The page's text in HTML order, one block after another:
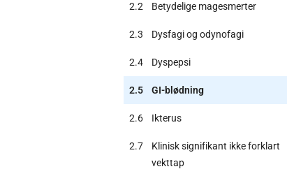
2.2 Betydelige magesmerter
2.3 Dysfagi og odynofagi
2.4 Dyspepsi
2.5 GI-blødning
2.6 Ikterus
2.7
Klinisk signifikant ikke forklart
vekttap